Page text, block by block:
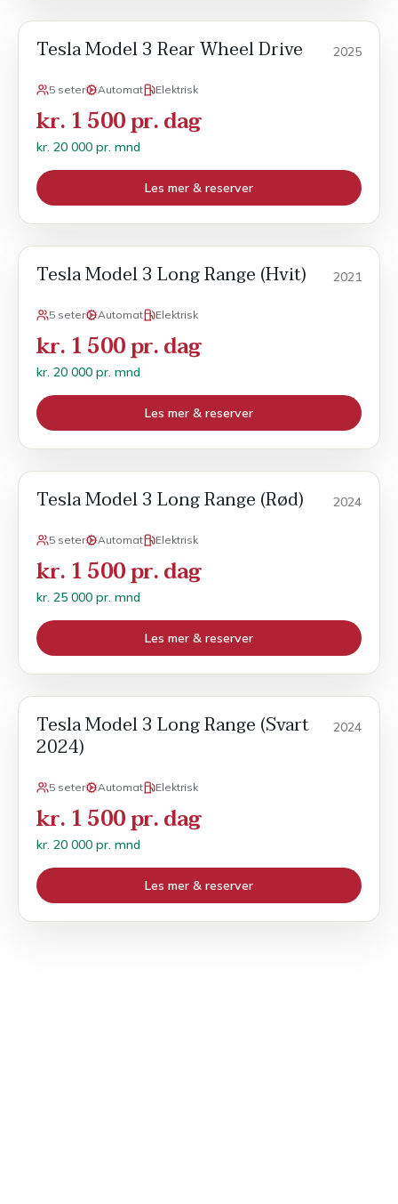
Tesla Model 3 Rear Wheel Drive 2025
5 seter Automat Elektrisk
kr. 1 500 pr. dag
kr. 20 000 pr. mnd
Les mer & reserver
Tesla Model 3 Long Range (Hvit) 2021
5 seter Automat Elektrisk
kr. 1 500 pr. dag
kr. 20 000 pr. mnd
Les mer & reserver
Tesla Model 3 Long Range (Rød) 2024
5 seter Automat Elektrisk
kr. 1 500 pr. dag
kr. 25 000 pr. mnd
Les mer & reserver
Tesla Model 3 Long Range (Svart
2024)
2024
5 seter Automat Elektrisk
kr. 1 500 pr. dag
kr. 20 000 pr. mnd
Les mer & reserver